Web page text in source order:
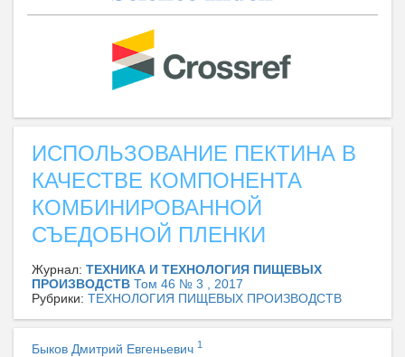
ИСПОЛЬЗОВАНИЕ ПЕКТИНА В
КАЧЕСТВЕ КОМПОНЕНТА
КОМБИНИРОВАННОЙ
СЪЕДОБНОЙ ПЛЕНКИ
Журнал: ТЕХНИКА И ТЕХНОЛОГИЯ ПИЩЕВЫХ
ПРОИЗВОДСТВ Том 46 № 3 , 2017
Рубрики: ТЕХНОЛОГИЯ ПИЩЕВЫХ ПРОИЗВОДСТВ
Быков Дмитрий Евгеньевич 1